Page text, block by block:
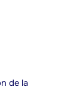
de la